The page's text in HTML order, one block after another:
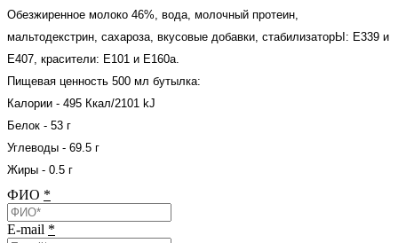
Обезжиренное молоко 46%, вода, молочный протеин,
мальтодекстрин, сахароза, вкусовые добавки, стабилизаторЫ: Е339 и
Е407, красители: Е101 и Е160а.
Пищевая ценность 500 мл бутылка:
Калории - 495 Ккал/2101 kJ
Белок - 53 г
Углеводы - 69.5 г
Жиры - 0.5 г
ФИО *
E-mail *